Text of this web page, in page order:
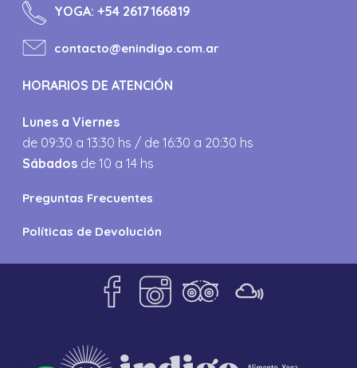
YOGA:+54 2617166819
contacto@enindigo.com.ar
HORARIOS DE ATENCIÓN
Lunes a Viernes
de 09:30 a 13:30 hs / de 16:30 a 20:30 hs
Sábados de 10 a 14 hs
Preguntas Frecuentes
Políticas de Devolución